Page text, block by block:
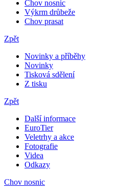
Chov nosnic
Výkrm drůbeže
Chov prasat
Zpět
Novinky a příběhy
Novinky
Tisková sdělení
Z tisku
Zpět
Další informace
EuroTier
Veletrhy a akce
Fotografie
Videa
Odkazy
Chov nosnic